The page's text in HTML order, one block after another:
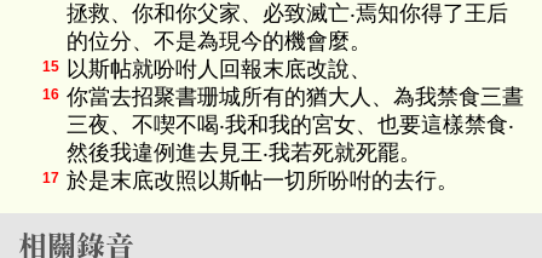
拯救、你和你父家、必致滅亡‧焉知你得了王后
的位分、不是為現今的機會麼。
15 以斯帖就吩咐人回報末底改說、
16 你當去招聚書珊城所有的猶大人、為我禁食三晝
三夜、不喫不喝‧我和我的宮女、也要這樣禁食‧
然後我違例進去見王‧我若死就死罷。
17 於是末底改照以斯帖一切所吩咐的去行。